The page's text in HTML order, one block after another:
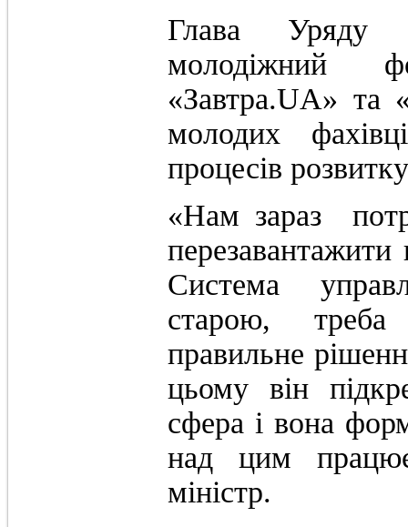
Глава Уряду
молодіжний
«Завтра.UA» та
молодих
процесів
«Нам зараз
перезавантажити
Система
старою,
правильне
цьому він
сфера і вона
над цим
міністр.